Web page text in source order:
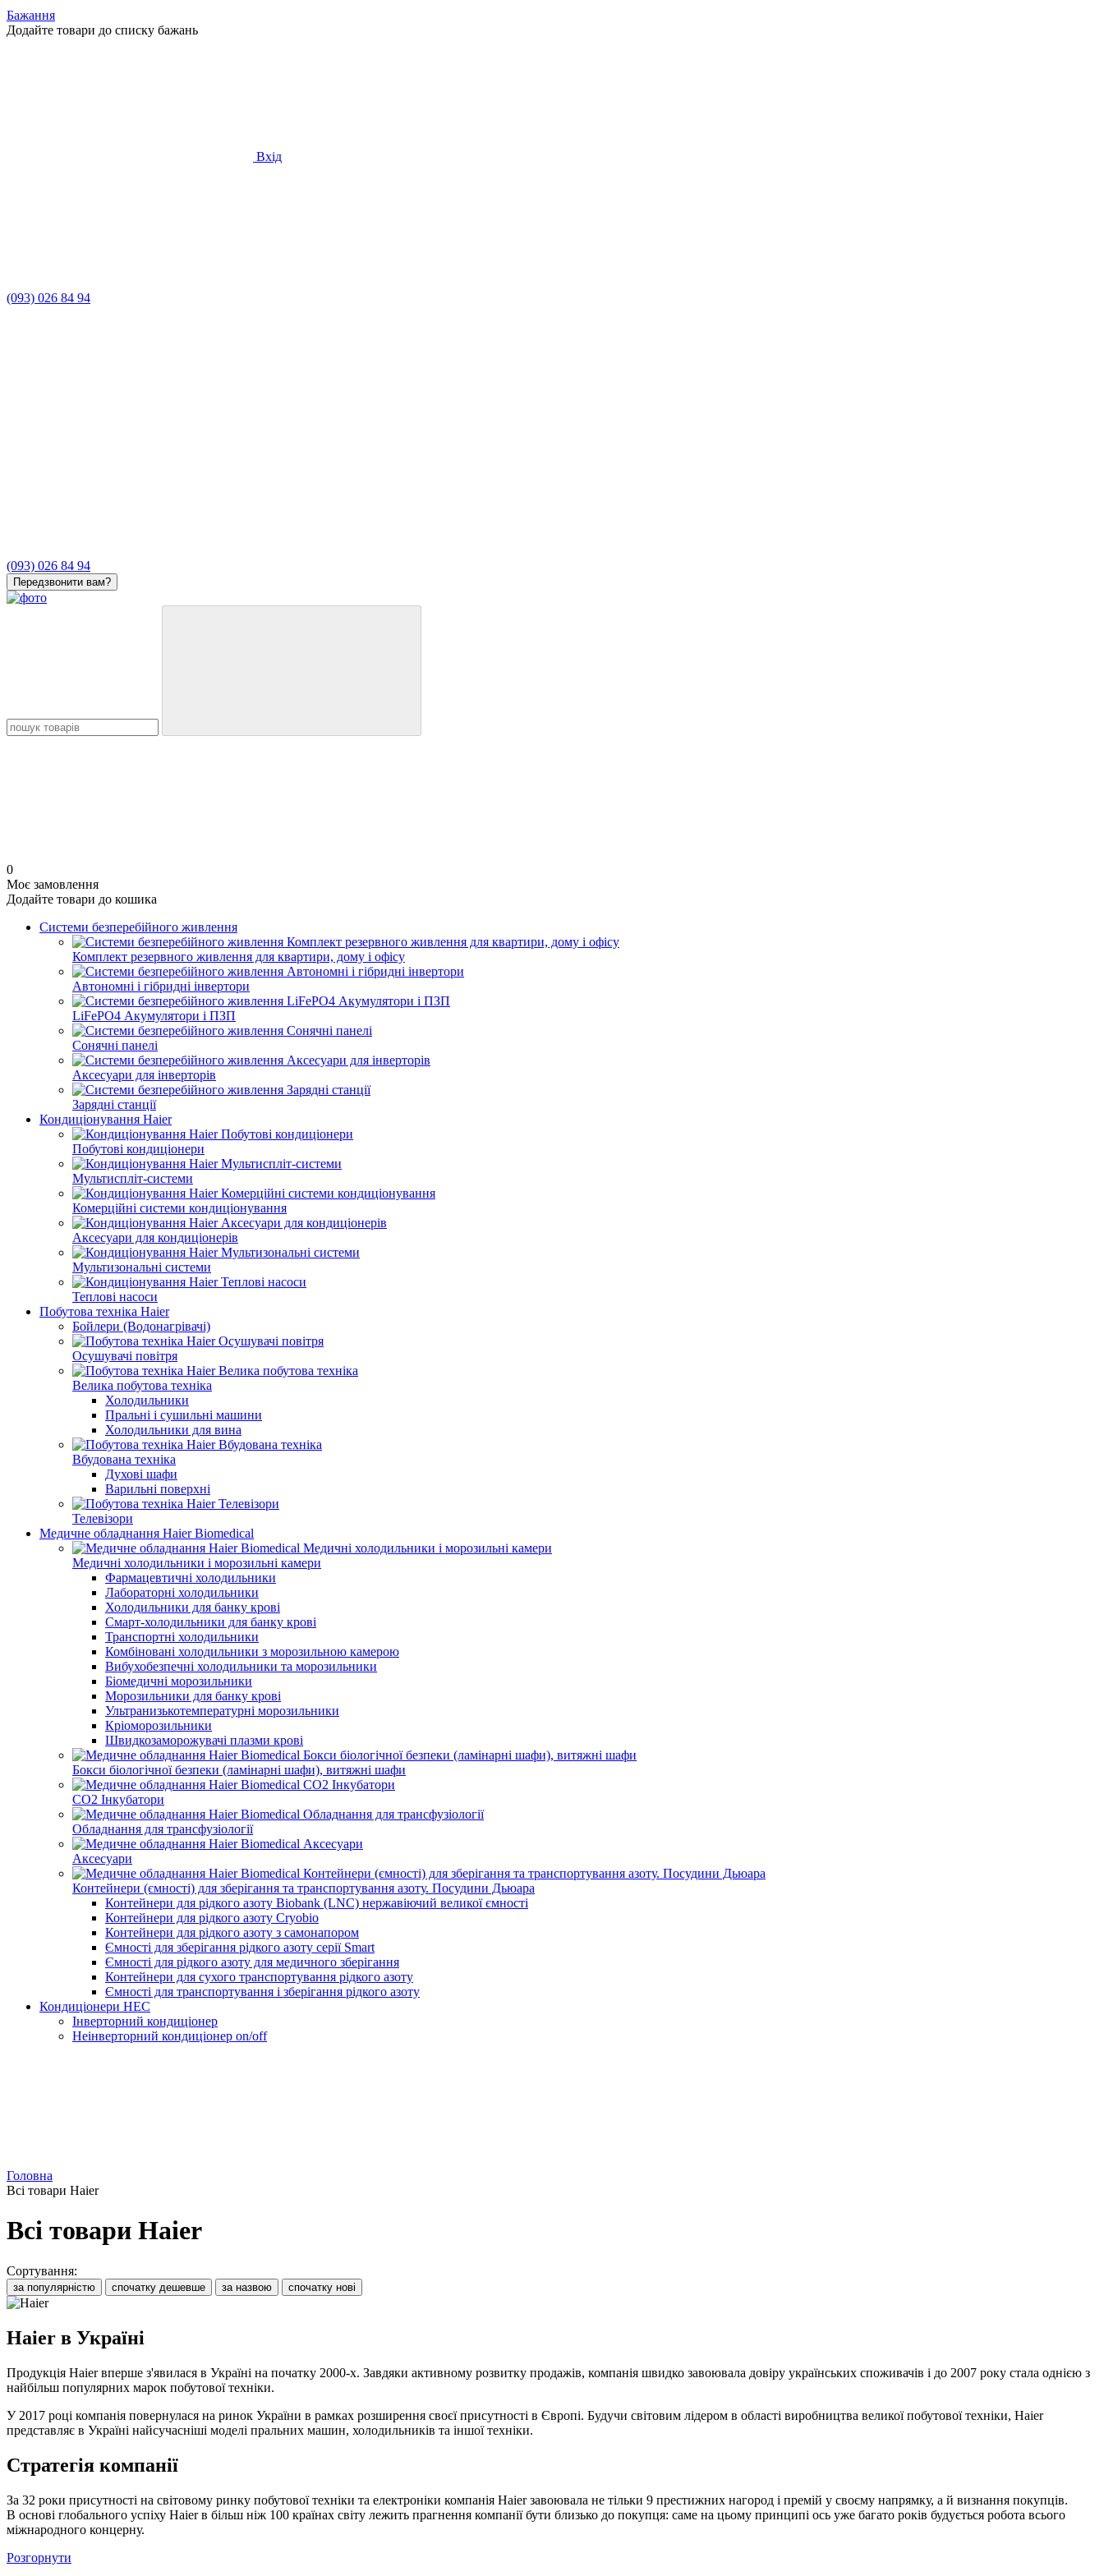
Бажання
Додайте товари до списку бажань
Вхід
(093) 026 84 94
(093) 026 84 94
Передзвонити вам?
0
Моє замовлення
Додайте товари до кошика
Системи безперебійного живлення
Комплект резервного живлення для квартири, дому і офісу
Автономні і гібридні інвертори
LiFePO4 Акумулятори і ПЗП
Сонячні панелі
Аксесуари для інверторів
Зарядні станції
Кондиціонування Haier
Побутові кондиціонери
Мультиспліт-системи
Комерційні системи кондиціонування
Аксесуари для кондиціонерів
Мультизональні системи
Теплові насоси
Побутова техніка Haier
Бойлери (Водонагрівачі)
Осушувачі повітря
Велика побутова техніка
Холодильники
Пральні і сушильні машини
Холодильники для вина
Вбудована техніка
Духові шафи
Варильні поверхні
Телевізори
Медичне обладнання Haier Biomedical
Медичні холодильники і морозильні камери
Фармацевтичні холодильники
Лабораторні холодильники
Холодильники для банку крові
Смарт-холодильники для банку крові
Транспортні холодильники
Комбіновані холодильники з морозильною камерою
Вибухобезпечні холодильники та морозильники
Біомедичні морозильники
Морозильники для банку крові
Ультранизькотемпературні морозильники
Кріоморозильники
Швидкозаморожувачі плазми крові
Бокси біологічної безпеки (ламінарні шафи), витяжні шафи
CO2 Інкубатори
Обладнання для трансфузіології
Аксесуари
Контейнери (ємності) для зберігання та транспортування азоту. Посудини Дьюара
Контейнери для рідкого азоту Biobank (LNC) нержавіючий великої ємності
Контейнери для рідкого азоту Cryobio
Контейнери для рідкого азоту з самонапором
Ємності для зберігання рідкого азоту серії Smart
Ємності для рідкого азоту для медичного зберігання
Контейнери для сухого транспортування рідкого азоту
Ємності для транспортування і зберігання рідкого азоту
Кондиціонери HEC
Інверторний кондиціонер
Неінверторний кондиціонер on/off
Головна
Всі товари Haier
Всі товари Haier
Сортування:
за популярністю спочатку дешевше за назвою спочатку нові
Haier в Україні
Продукція Haier вперше з'явилася в Україні на початку 2000-х. Завдяки активному розвитку продажів, компанія швидко завоювала довіру українських споживачів і до 2007 року стала однією з
найбільш популярних марок побутової техніки.
У 2017 році компанія повернулася на ринок України в рамках розширення своєї присутності в Європі. Будучи світовим лідером в області виробництва великої побутової техніки, Haier
представляє в Україні найсучасніші моделі пральних машин, холодильників та іншої техніки.
Стратегія компанії
За 32 роки присутності на світовому ринку побутової техніки та електроніки компанія Haier завоювала не тільки 9 престижних нагород і премій у своєму напрямку, а й визнання покупців.
В основі глобального успіху Haier в більш ніж 100 країнах світу лежить прагнення компанії бути близько до покупця: саме на цьому принципі ось уже багато років будується робота всього
міжнародного концерну.
Розгорнути